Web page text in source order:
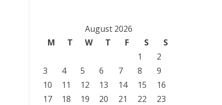
August 2026
M
T W T F S
S
1
2
3
4 5 6 7 8
9
10
11 12 13 14 15
16
17
18 19 20 21 22
23